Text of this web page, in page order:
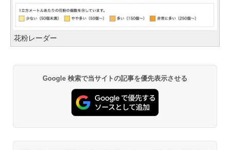
花粉レーダー
Google 検索で当サイトの記事を優先表示させる